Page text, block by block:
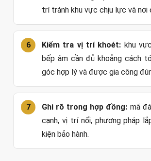
trí tránh khu vực chịu lực và nơi
Kiểm tra vị trí khoét: khu
bếp âm cần đủ khoảng cách
góc hợp lý và được gia công
Ghi rõ trong hợp đồng: mã
cạnh, vị trí nối, phương pháp
kiện bảo hành.